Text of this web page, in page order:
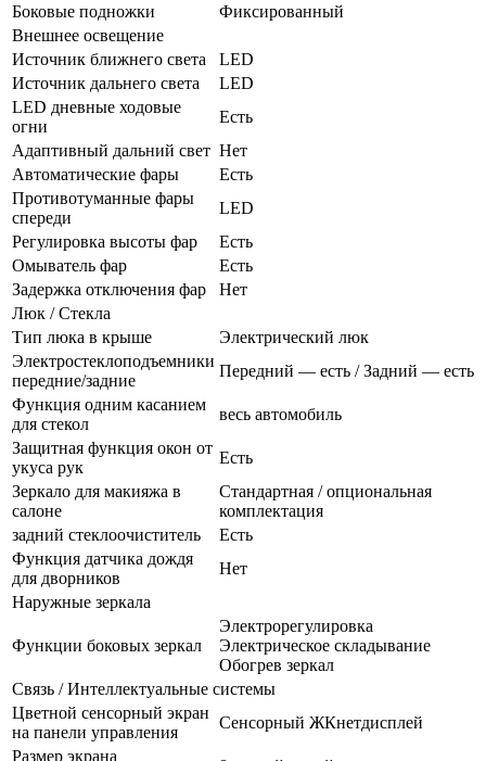
Боковые подножки
Фиксированный
Внешнее освещение
Источник ближнего света
LED
Источник дальнего света
LED
LED дневные ходовые
огни
Есть
Адаптивный дальний свет Нет
Автоматические фары
Есть
Противотуманные фары
спереди
LED
Регулировка высоты фар
Есть
Омыватель фар
Есть
Задержка отключения фар
Нет
Люк / Стекла
Тип люка в крыше
Электрический люк
Электростеклоподъемники
передние/задние
Передний — есть / Задний — есть
Функция одним касанием
для стекол
весь автомобиль
Защитная функция окон от
укуса рук
Есть
Зеркало для макияжа в
салоне
Стандартная / опциональная
комплектация
задний стеклоочиститель
Есть
Функция датчика дождя
для дворников
Нет
Наружные зеркала
Функции боковых зеркал
Электрорегулировка
Электрическое складывание
Обогрев зеркал
Связь / Интеллектуальные системы
Цветной сенсорный экран
на панели управления
Сенсорный ЖКнетдисплей
Размер экрана